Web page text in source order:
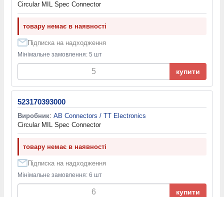
Circular MIL Spec Connector
товару немає в наявності
Підписка на надходження
Мінімальне замовлення: 5 шт
купити
523170393000
Виробник: AB Connectors / TT Electronics
Circular MIL Spec Connector
товару немає в наявності
Підписка на надходження
Мінімальне замовлення: 6 шт
купити